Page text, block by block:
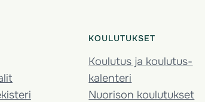
KOULUTUKSET
Koulutus ja koulutus­
kalenteri
Nuorison koulutukset